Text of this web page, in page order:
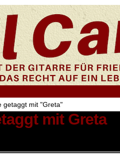
getaggt mit "Greta"
mit Greta